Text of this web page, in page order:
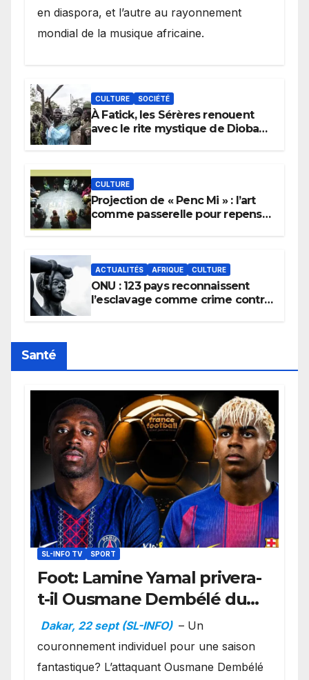
en diaspora, et l’autre au rayonnement
mondial de la musique africaine.
CULTURE SOCIÉTÉ
À Fatick, les Sérères renouent
avec le rite mystique de Diobaye
CULTURE
Projection de « Penc Mi » : l’art
comme passerelle pour repenser
ACTUALITÉS AFRIQUE CULTURE
ONU : 123 pays reconnaissent
l’esclavage comme crime contre
Santé
SL-INFO TV SPORT
Foot: Lamine Yamal privera-
t-il Ousmane Dembélé du
Ballon d’or ?
Dakar, 22 sept (SL-INFO) – Un
couronnement individuel pour une saison
fantastique? L’attaquant Ousmane Dembélé